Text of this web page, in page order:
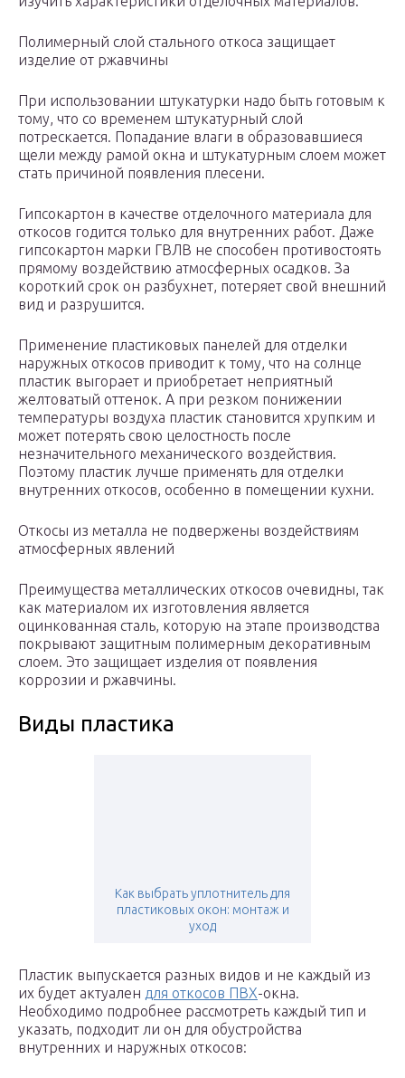
Полимерный слой стального откоса защищает
изделие от ржавчины
При использовании штукатурки надо быть готовым к
тому, что со временем штукатурный слой
потрескается. Попадание влаги в образовавшиеся
щели между рамой окна и штукатурным слоем может
стать причиной появления плесени.
Гипсокартон в качестве отделочного материала для
откосов годится только для внутренних работ. Даже
гипсокартон марки ГВЛВ не способен противостоять
прямому воздействию атмосферных осадков. За
короткий срок он разбухнет, потеряет свой внешний
вид и разрушится.
Применение пластиковых панелей для отделки
наружных откосов приводит к тому, что на солнце
пластик выгорает и приобретает неприятный
желтоватый оттенок. А при резком понижении
температуры воздуха пластик становится хрупким и
может потерять свою целостность после
незначительного механического воздействия.
Поэтому пластик лучше применять для отделки
внутренних откосов, особенно в помещении кухни.
Откосы из металла не подвержены воздействиям
атмосферных явлений
Преимущества металлических откосов очевидны, так
как материалом их изготовления является
оцинкованная сталь, которую на этапе производства
покрывают защитным полимерным декоративным
слоем. Это защищает изделия от появления
коррозии и ржавчины.
Виды пластика
Как выбрать уплотнитель для
пластиковых окон: монтаж и
уход
Пластик выпускается разных видов и не каждый из
их будет актуален для откосов ПВХ-окна.
Необходимо подробнее рассмотреть каждый тип и
указать, подходит ли он для обустройства
внутренних и наружных откосов: